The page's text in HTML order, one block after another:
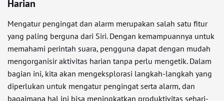
Harian
Mengatur pengingat dan alarm merupakan salah satu fitur
yang paling berguna dari Siri. Dengan kemampuannya untuk
memahami perintah suara, pengguna dapat dengan mudah
mengorganisir aktivitas harian tanpa perlu mengetik. Dalam
bagian ini, kita akan mengeksplorasi langkah-langkah yang
diperlukan untuk mengatur pengingat serta alarm, dan
bagaimana hal ini bisa meningkatkan produktivitas sehari-